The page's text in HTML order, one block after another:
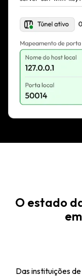
O estado
Das instituições